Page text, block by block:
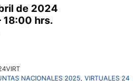
de 2024
18:00 hrs.
NACIONALES 2025, VIRTUALES 24